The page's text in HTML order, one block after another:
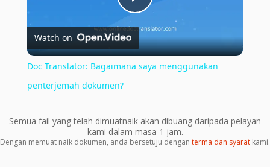
Play
Video
Watch on
Doc Translator: Bagaimana saya menggunakan
penterjemah dokumen?
Semua fail yang telah dimuatnaik akan dibuang daripada pelayan
kami dalam masa 1 jam.
Dengan memuat naik dokumen, anda bersetuju dengan terma dan syarat kami.